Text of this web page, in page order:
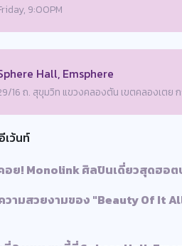
9:00PM
Hall, Emsphere
16 ถ. สุขุมวิท แขวงคลองตัน เขตคลองเตย ก
เว้นท์
อย! Monolink ศิลปินเดี่ยวสุดฮอต
ามสวยงามของ "Beauty Of It